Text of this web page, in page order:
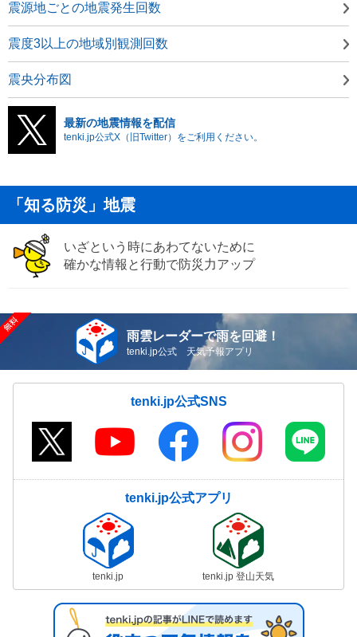
震源地ごとの地震発生回数
震度3以上の地域別観測回数
震央分布図
最新の地震情報を配信
tenki.jp公式X（旧Twitter）をご利用ください。
「知る防災」地震
いざという時にあわてないために
確かな情報と行動で防災力アップ
雨雲レーダーで雨を回避！
tenki.jp公式 天気予報アプリ
tenki.jp公式SNS
tenki.jp公式アプリ
tenki.jp tenki.jp 登山天気